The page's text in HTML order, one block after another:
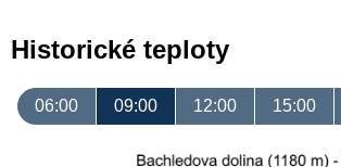
Historické teploty
06:00 09:00 12:00 15:00